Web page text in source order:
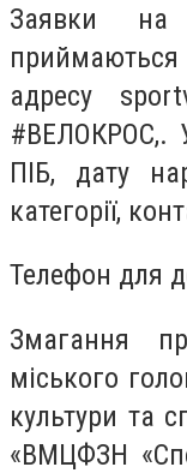
Заявки на
приймаються
адресу
#ВЕЛОКРОС,.
ПІБ, дату
категорії,
Телефон для
Змагання
міського
культури та
«ВМЦФЗН